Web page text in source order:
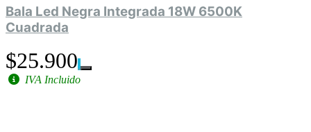
Bala Led Negra Integrada 18W 6500K
Cuadrada
$25.900
IVA Incluido